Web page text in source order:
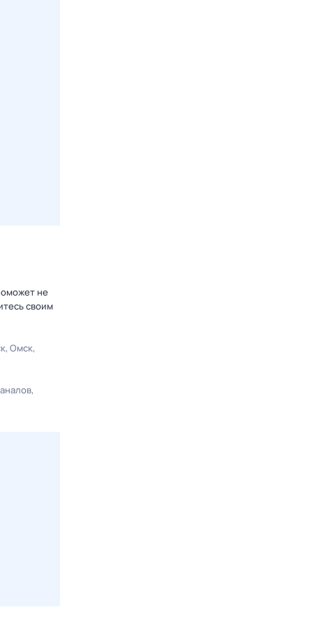
не
своим
Омск